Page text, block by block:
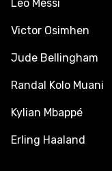
Leo Messi
Victor Osimhen
Jude Bellingham
Randal Kolo Muani
Kylian Mbappé
Erling Haaland